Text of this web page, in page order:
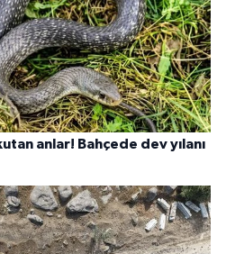
anlar! Bahçede dev yılanı